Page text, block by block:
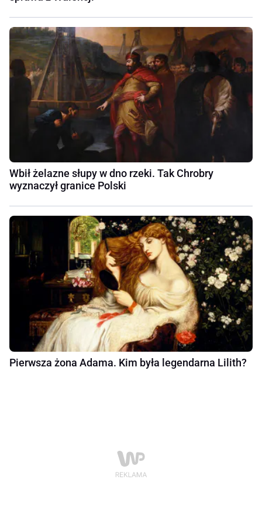
Wbił żelazne słupy w dno rzeki. Tak Chrobry
wyznaczył granice Polski
Pierwsza żona Adama. Kim była legendarna Lilith?